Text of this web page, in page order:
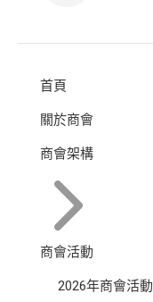
首頁
關於商會
商會架構
商會活動
2026年商會活動